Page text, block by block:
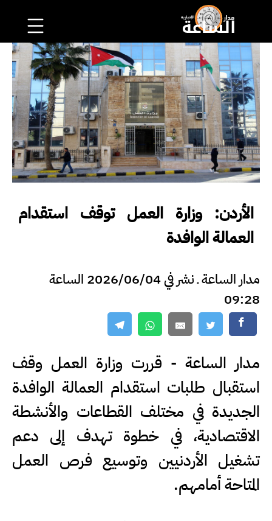
الأردن: وزارة العمل توقف استقدام
العمالة الوافدة
مدار الساعة ـ نشر في 2026/06/04 الساعة
09:28
مدار الساعة - قررت وزارة العمل وقف
استقبال طلبات استقدام العمالة الوافدة
الجديدة في مختلف القطاعات والأنشطة
الاقتصادية، في خطوة تهدف إلى دعم
تشغيل الأردنيين وتوسيع فرص العمل
المتاحة أمامهم.